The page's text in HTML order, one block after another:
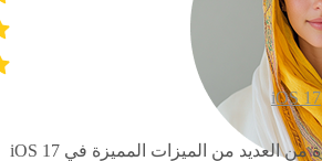
iOS 17
NameDrop هي واحدة من العديد من الميزات المميزة في iOS 17